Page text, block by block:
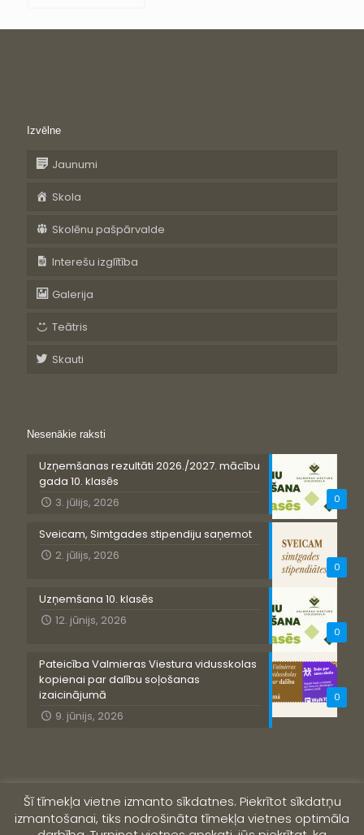
Izvēlne
Jaunumi
Skola
Skolēnu pašpārvalde
Interešu izglītība
Galerija
Teātris
Skauti
Nesenākie raksti
0
Uzņemšanas rezultāti 2026./2027. mācību
gada 10. klasēs
3. jūlijs, 2026
0
Sveicam, Simtgades stipendiju saņemot
2. jūlijs, 2026
0
Uzņemšana 10. klasēs
12. jūnijs, 2026
0
Pateicība Valmieras Viestura vidusskolas
kopienai par dalību soļošanas
izaicinājumā
9. jūnijs, 2026
Šī tīmekļa vietne izmanto sīkdatnes. Piekrītot sīkdatņu
izmantošanai, tiks nodrošināta tīmekļa vietnes optimāla